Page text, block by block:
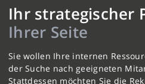
Ihr strategischer
Ihrer Seite
Sie wollen Ihre internen
der Suche nach geeigneten
Stattdessen möchten Sie die